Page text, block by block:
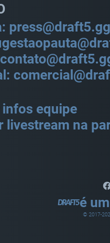
press@draft5.gg
equipe
livestream na
é
© 2017-